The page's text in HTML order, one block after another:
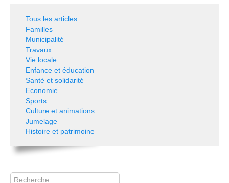
Tous les articles
Familles
Municipalité
Travaux
Vie locale
Enfance et éducation
Santé et solidarité
Economie
Sports
Culture et animations
Jumelage
Histoire et patrimoine
Rechercher